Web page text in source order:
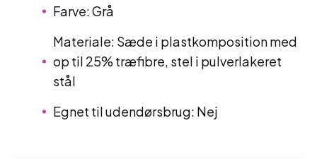
Farve: Grå
Materiale: Sæde i plastkomposition med
op til 25% træfibre, stel i pulverlakeret
stål
Egnet til udendørsbrug: Nej